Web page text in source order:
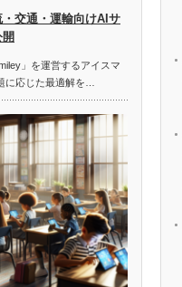
交通・運輸向けAIサ
」を運営するアイスマ
に応じた最適解を…